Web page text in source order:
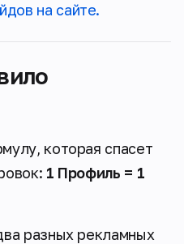
на сайте.
которая спасет
1 Профиль = 1
разных рекламных